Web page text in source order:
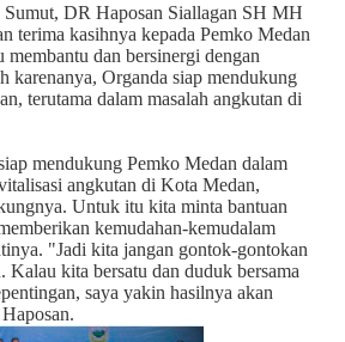
DR Haposan Siallagan SH MH
terima kasihnya kepada Pemko Medan
membantu dan bersinergi dengan
karenanya, Organda siap mendukung
terutama dalam masalah angkutan di
mendukung Pemko Medan dalam
angkutan di Kota Medan,
Untuk itu kita minta bantuan
kemudahan-kemudalam
"Jadi kita jangan gontok-gontokan
Kalau kita bersatu dan duduk bersama
saya yakin hasilnya akan